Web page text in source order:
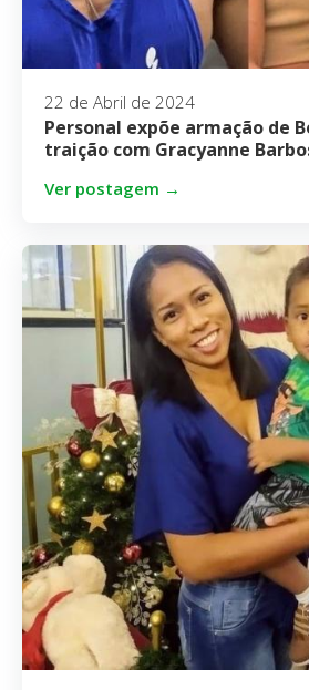
22 de Abril de 2024
Personal expõe armação de
traição com Gracyanne
Ver postagem →